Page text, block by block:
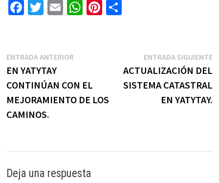
Fa
o
o
k
T
er
E
l
W
p
Pi C
ar
tir
ENTRADA ANTERIOR
EN YATYTAY
CONTINÚAN CON EL
MEJORAMIENTO DE LOS
CAMINOS.
ENTRADA SIGUIENTE
ACTUALIZACIÓN DEL
SISTEMA CATASTRAL
EN YATYTAY.
Deja una respuesta